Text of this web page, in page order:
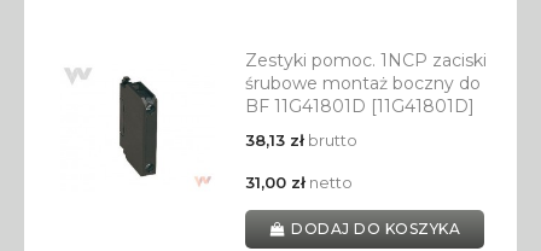
Zestyki pomoc. 1NCP zaciski
śrubowe montaż boczny do
BF 11G41801D [11G41801D]
38,13 złbrutto
31,00 złnetto
DODAJ DO KOSZYKA